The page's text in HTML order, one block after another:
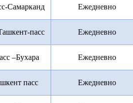
Самарканд Ежедневно
пасс Ежедневно
–Бухара Ежедневно
пасс Ежедневно